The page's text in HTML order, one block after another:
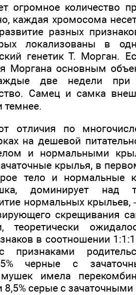
огромное количество
каждая хромосома
разных
локализованы в
генетик Т. Морган.
Моргана основным
две недели при
Самец и самка
отличия по
на дешевой
и нормальными
крылья, в
тело и нормальные
доминирует над
нормальных
скрещивания
теоретически
в соотношении
признаками
черные с
мушек имела
серые с